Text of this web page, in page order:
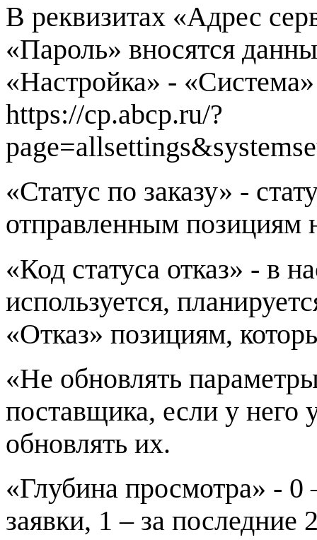
В реквизитах «Адрес
«Пароль» вносятся
«Настройка» -
https://cp.abcp.ru/?
«Статус по заказу» -
отправленным позициям
«Код статуса отказ» - в
используется,
«Отказ» позициям,
«Не обновлять
поставщика, если у него
обновлять их.
«Глубина просмотра» - 0
заявки, 1 – за последние